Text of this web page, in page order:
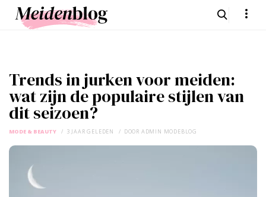
Trends in jurken voor meiden:
wat zijn de populaire stijlen van
dit seizoen?
MODE & BEAUTY 3 JAAR GELEDEN DOOR ADMIN MODEBLOG